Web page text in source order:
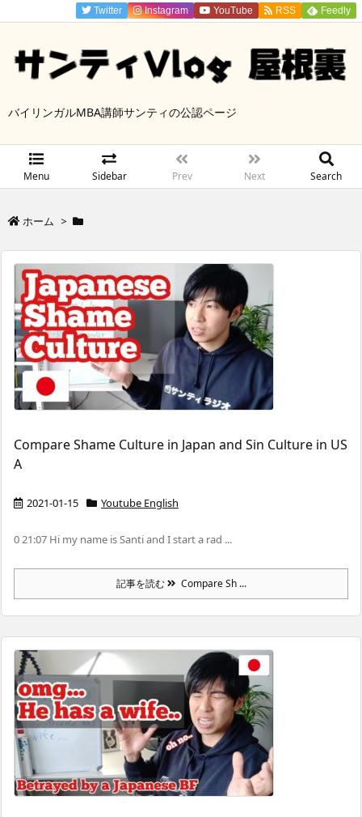
バイリンガルMBA講師サンティの公認ページ
Menu Sidebar Prev Next Search
Twitter Instagram YouTube RSS Feedly
ホーム >
Compare Shame Culture in Japan and Sin Culture in US
A
2021-01-15 Youtube English
0 21:07 Hi my name is Santi and I start a rad ...
記事を読む Compare Sh ...